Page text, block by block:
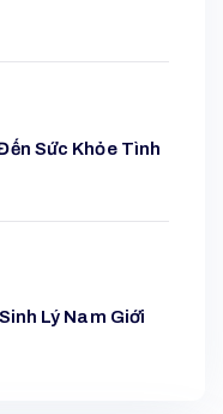
Sức Khỏe Tình
Lý Nam Giới